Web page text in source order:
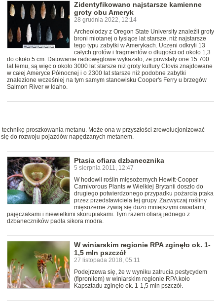
Zidentyfikowano najstarsze kamienne
groty obu Ameryk
28 grudnia 2022, 12:14
Archeolodzy z Oregon State University znaleźli groty
broni miotanej o tysiące lat starsze, niż najstarsze
tego typu zabytki w Amerykach. Uczeni odkryli 13
całych grotów i fragmentów o długości od około 1,3
do około 5 cm. Datowanie radiowęglowe wykazało, że powstały one 15 700
lat temu, są więc o około 3000 lat starsze niż groty kultury Clovis znajdowane
w całej Ameryce Północnej i o 2300 lat starsze niż podobne zabytki
znalezione wcześniej na tym samym stanowisku Cooper's Ferry u brzegów
Salmon River w Idaho.
proszkowania metanu. Może ona w przyszłości zrewolucjonizować
do rozwoju pojazdów napędzanych metanem.
Ptasia ofiara dzbanecznika
5 sierpnia 2011, 12:47
W hodowli roślin mięsożernych Hewitt-Cooper
Carnivorous Plants w Wielkiej Brytanii doszło do
drugiego potwierdzonego przypadku pożarcia ptaka
przez przedstawiciela tej grupy. Zazwyczaj rośliny
mięsożerne żywią się dużo mniejszymi owadami,
pajęczakami i niewielkimi skorupiakami. Tym razem ofiarą jednego z
dzbaneczników padła sikora modra.
W winiarskim regionie RPA zginęło ok. 1-
1,5 mln pszczół
27 listopada 2018, 05:11
Podejrzewa się, że w wyniku zatrucia pestycydem
(fipronilem) w winiarskim regionie RPA koło
Kapsztadu zginęło ok. 1-1,5 mln pszczół.